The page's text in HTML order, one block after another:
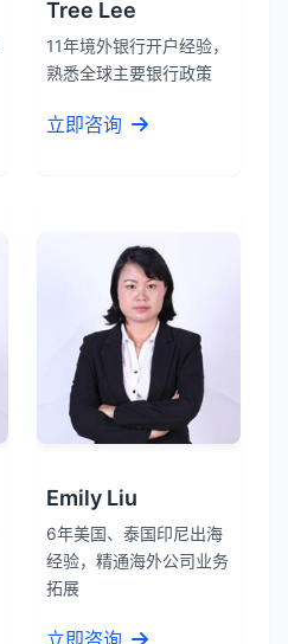
Tree Lee
11年境外银行开户经验，
熟悉全球主要银行政策
立即咨询
Emily Liu
6年美国、泰国印尼出海
经验，精通海外公司业务
拓展